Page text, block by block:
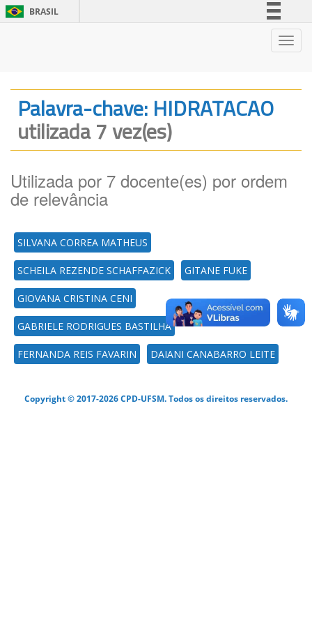
BRASIL
Legislação
Palavra-chave: HIDRATACAO
utilizada 7 vez(es)
Utilizada por 7 docente(es) por ordem
de relevância
SILVANA CORREA MATHEUS
SCHEILA REZENDE SCHAFFAZICK GITANE FUKE
GIOVANA CRISTINA CENI
GABRIELE RODRIGUES BASTILHA
FERNANDA REIS FAVARIN DAIANI CANABARRO LEITE
Copyright © 2017-2026 CPD-UFSM. Todos os direitos reservados.